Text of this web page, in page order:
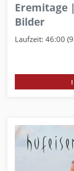
Eremitage
Bilder
Laufzeit: 46:00